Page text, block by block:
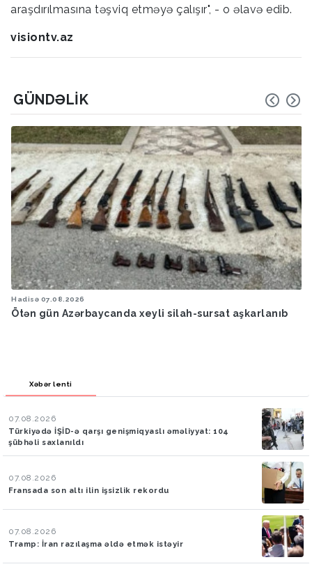
araşdırılmasına təşviq etməyə çalışır", - o əlavə edib.
visiontv.az
GÜNDƏLIK
Hadisə 07.08.2026
Ötən gün Azərbaycanda xeyli silah-sursat aşkarlanıb
Xəbər lenti
07.08.2026
Türkiyədə İŞİD-ə qarşı genişmiqyaslı əməliyyat: 104
şübhəli saxlanıldı
07.08.2026
Fransada son altı ilin işsizlik rekordu
07.08.2026
Tramp: İran razılaşma əldə etmək istəyir